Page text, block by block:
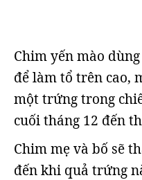
Chim yến mào
để làm tổ trên cao,
một trứng trong
cuối tháng 12 đến
Chim mẹ và bố sẽ
đến khi quả trứng